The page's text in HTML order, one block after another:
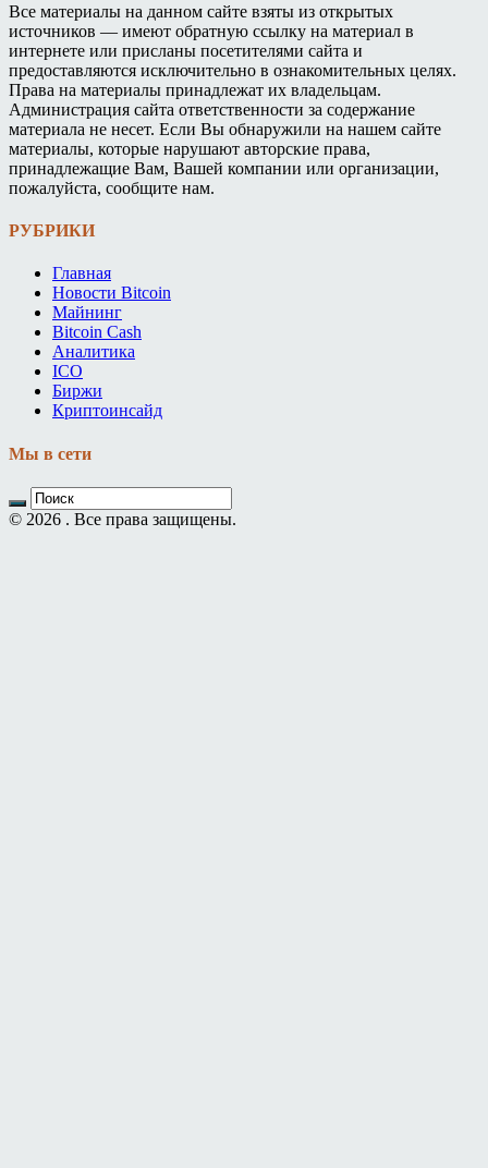
Все материалы на данном сайте взяты из открытых
источников — имеют обратную ссылку на материал в
интернете или присланы посетителями сайта и
предоставляются исключительно в ознакомительных целях.
Права на материалы принадлежат их владельцам.
Администрация сайта ответственности за содержание
материала не несет. Если Вы обнаружили на нашем сайте
материалы, которые нарушают авторские права,
принадлежащие Вам, Вашей компании или организации,
пожалуйста, сообщите нам.
РУБРИКИ
Главная
Новости Bitcoin
Майнинг
Bitcoin Cash
Аналитика
ICO
Биржи
Криптоинсайд
Мы в сети
© 2026 . Все права защищены.